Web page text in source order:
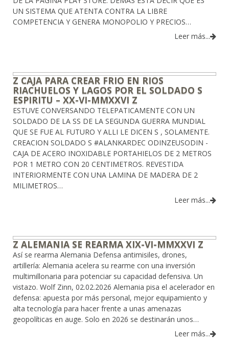
UN SISTEMA QUE ATENTA CONTRA LA LIBRE
COMPETENCIA Y GENERA MONOPOLIO Y PRECIOS…
Leer más...
Z CAJA PARA CREAR FRIO EN RIOS
RIACHUELOS Y LAGOS POR EL SOLDADO S
ESPIRITU – XX-VI-MMXXVI Z
ESTUVE CONVERSANDO TELEPATICAMENTE CON UN
SOLDADO DE LA SS DE LA SEGUNDA GUERRA MUNDIAL
QUE SE FUE AL FUTURO Y ALLI LE DICEN S , SOLAMENTE.
CREACION SOLDADO S #ALANKARDEC ODINZEUSODIN -
CAJA DE ACERO INOXIDABLE PORTAHIELOS DE 2 METROS
POR 1 METRO CON 20 CENTIMETROS. REVESTIDA
INTERIORMENTE CON UNA LAMINA DE MADERA DE 2
MILIMETROS…
Leer más...
Z ALEMANIA SE REARMA XIX-VI-MMXXVI Z
Así se rearma Alemania Defensa antimisiles, drones,
artillería: Alemania acelera su rearme con una inversión
multimillonaria para potenciar su capacidad defensiva. Un
vistazo. Wolf Zinn, 02.02.2026 Alemania pisa el acelerador en
defensa: apuesta por más personal, mejor equipamiento y
alta tecnología para hacer frente a unas amenazas
geopolíticas en auge. Solo en 2026 se destinarán unos…
Leer más...